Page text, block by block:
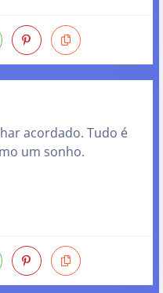
acordado. Tudo é
um sonho.